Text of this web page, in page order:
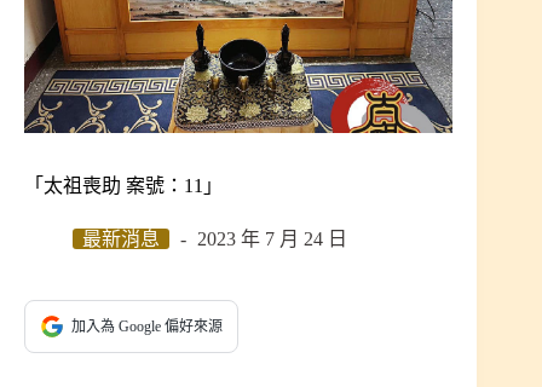
「太祖喪助 案號：11」
最新消息 2023 年 7 月 24 日
加入為 Google 偏好來源